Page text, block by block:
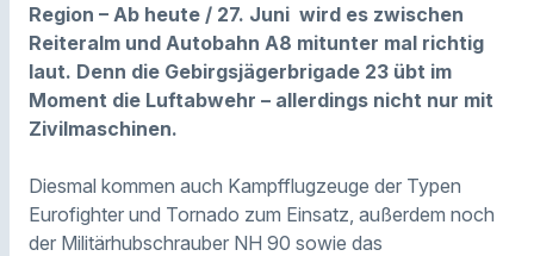
Region – Ab heute / 27. Juni wird es zwischen
Reiteralm und Autobahn A8 mitunter mal richtig
laut. Denn die Gebirgsjägerbrigade 23 übt im
Moment die Luftabwehr – allerdings nicht nur mit
Zivilmaschinen.
Diesmal kommen auch Kampfflugzeuge der Typen
Eurofighter und Tornado zum Einsatz, außerdem noch
der Militärhubschrauber NH 90 sowie das